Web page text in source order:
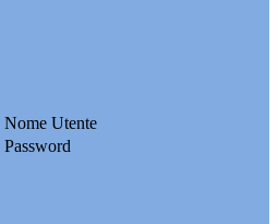
Nome Utente
Password